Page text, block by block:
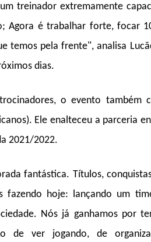
treinador extremamente
Agora é trabalhar forte, focar
temos pela frente", analisa
dias.
o evento também
Ele enalteceu a parceria
2021/2022.
fantástica. Títulos,
hoje: lançando um
Nós já ganhamos por
de ver jogando, de